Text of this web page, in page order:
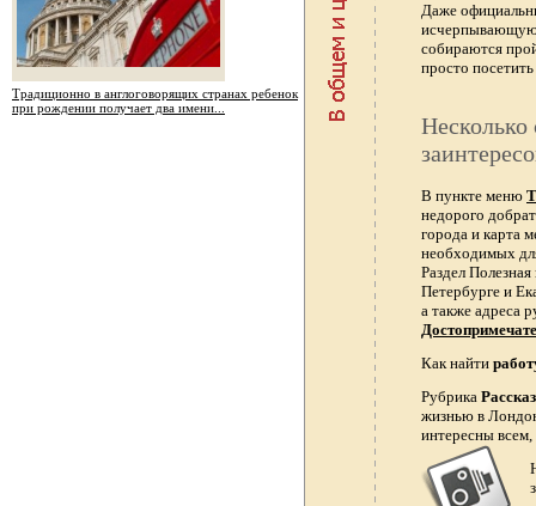
Традиционно в англоговорящих странах ребенок
при рождении получает два имени...
Даже
исчерпывающую
собираются
просто
Несколько
В пункте меню
недорого
города и карта
необходимых
Раздел
Петербурге и
а также адреса
Как найти
Рубрика
жизнью в
интересны